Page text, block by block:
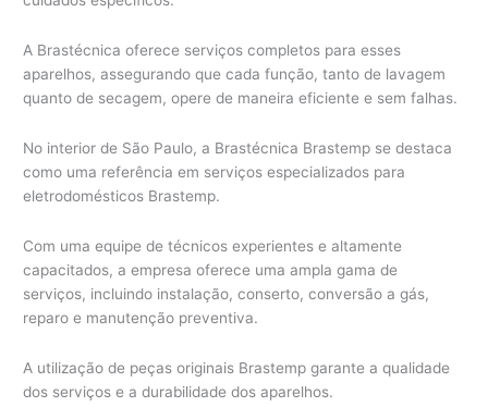
A Brastécnica oferece serviços completos para esses
aparelhos, assegurando que cada função, tanto de lavagem
quanto de secagem, opere de maneira eficiente e sem falhas.
No interior de São Paulo, a Brastécnica Brastemp se destaca
como uma referência em serviços especializados para
eletrodomésticos Brastemp.
Com uma equipe de técnicos experientes e altamente
capacitados, a empresa oferece uma ampla gama de
serviços, incluindo instalação, conserto, conversão a gás,
reparo e manutenção preventiva.
A utilização de peças originais Brastemp garante a qualidade
dos serviços e a durabilidade dos aparelhos.